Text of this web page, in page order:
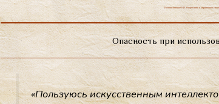
.Использование ИИ. Нейросети и управление
Опасность при
«Поль­зу­юсь ис­кусс­твен­ным